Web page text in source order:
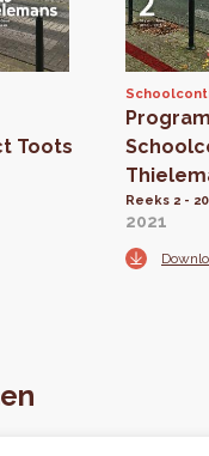
Toots
Reeks 2 -
2021